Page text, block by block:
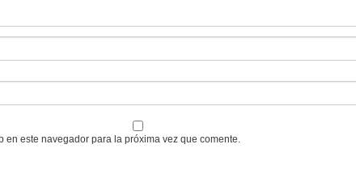
este navegador para la próxima vez que comente.